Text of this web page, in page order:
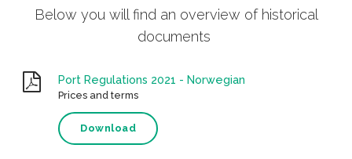
Below you will find an overview of historical
documents
Port Regulations 2021 - Norwegian
Prices and terms
Download